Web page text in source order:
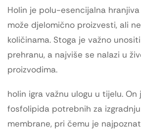
Holin je polu-esencijalna hranjiva
može djelomično proizvesti, ali
količinama. Stoga je važno
prehranu, a najviše se nalazi u
proizvodima.
holin igra važnu ulogu u tijelu.
fosfolipida potrebnih za
membrane, pri čemu je